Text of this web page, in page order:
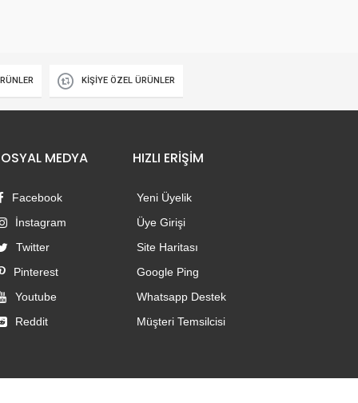
KİŞİYE ÖZEL ÜRÜNLER
MEDYA
Facebook
İnstagram
Twitter
Pinterest
Youtube
Reddit
HIZLI ERİŞİM
Yeni Üyelik
Üye Girişi
Site Haritası
Google Ping
Whatsapp Destek
Müşteri Temsilcisi